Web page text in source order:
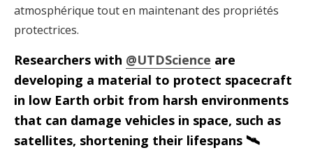
atmosphérique tout en maintenant des propriétés
protectrices.
Researchers with @UTDScience are
developing a material to protect spacecraft
in low Earth orbit from harsh environments
that can damage vehicles in space, such as
satellites, shortening their lifespans 🛰️